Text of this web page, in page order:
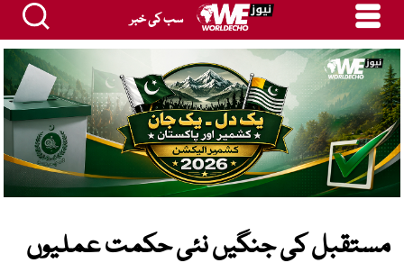
سب کی خبر
مستقبل کی جنگیں نئی حکمت عملیوں